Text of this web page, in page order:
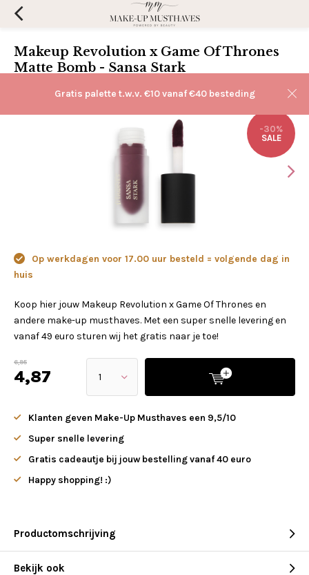
Gratis palette t.w.v. €10 vanaf €40 besteding
Makeup Revolution x Game Of Thrones
Matte Bomb - Sansa Stark
-30%
SALE
Op werkdagen voor 17.00 uur besteld = volgende dag in
huis
Koop hier jouw Makeup Revolution x Game Of Thrones en
andere make-up musthaves. Met een super snelle levering en
vanaf 49 euro sturen wij het gratis naar je toe!
6,95
4,87
Klanten geven Make-Up Musthaves een 9,5/10
Super snelle levering
Gratis cadeautje bij jouw bestelling vanaf 40 euro
Happy shopping! :)
Productomschrijving
Bekijk ook